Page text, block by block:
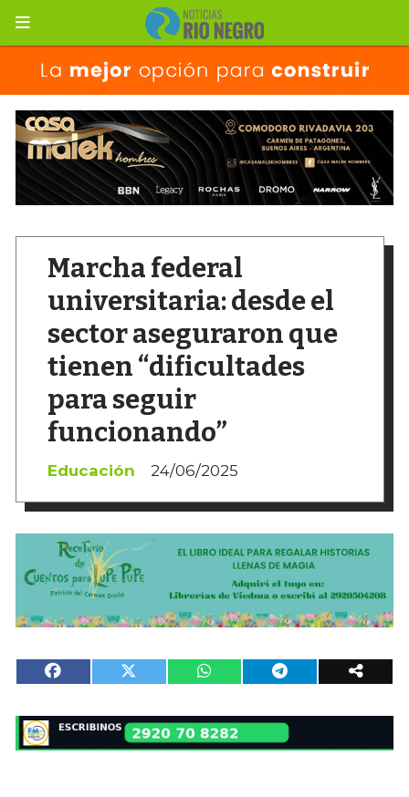
Marcha federal
universitaria: desde el
sector aseguraron que
tienen “dificultades
para seguir
funcionando”
Educación 24/06/2025